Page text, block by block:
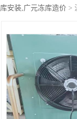
安装,广元冻库造价 >